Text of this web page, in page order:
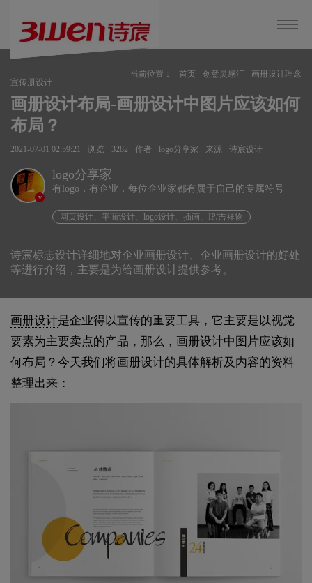
当前位置： 首页 创意灵感汇
画册设计理念
宣传册设计
画册设计布局-画册设计中图片应该如何
布局？
2021-07-01 02:59:21 浏览 3282 作者 logo分享家 来源 诗宸设计
v
logo分享家
有logo，有企业，每位企业家都有属于自己的专属符号
网页设计、平面设计、logo设计、插画、IP/吉祥物
诗宸标志设计详细地对企业画册设计、企业画册设计的好处
等进行介绍，主要是为给画册设计提供参考。
画册设计是企业得以宣传的重要工具，它主要是以视觉
要素为主要卖点的产品，那么，画册设计中图片应该如
何布局？今天我们将画册设计的具体解析及内容的资料
整理出来：